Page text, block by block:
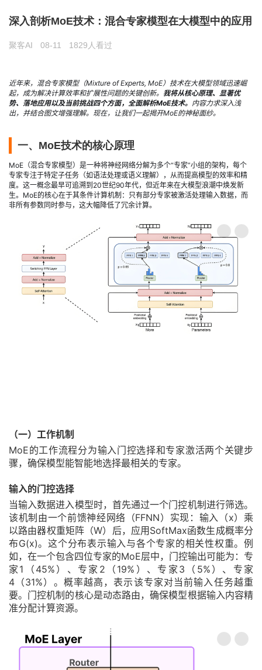
深入剖析MoE技术：混合专家模型在大模型中的应用
聚客AI 08-11 1829人看过
近年来，混合专家模型（Mixture of Experts, MoE）技术在大模型领域迅速崛
起，成为解决计算效率和扩展性问题的关键创新。 我将从核心原理、显著优
势、落地应用以及当前挑战四个方面，全面解析MoE技术。 内容力求深入浅
出，并结合图文增强理解。现在，让我们一起揭开MoE的神秘面纱。
一、MoE技术的核心原理
MoE（混合专家模型）是一种将神经网络分解为多个“专家”小组的架构，每个
专家专注于特定子任务（如语法处理或语义理解），从而提高模型的效率和精
度。这一概念最早可追溯到20世纪90年代，但近年来在大模型浪潮中焕发新
生。MoE的核心在于其条件计算机制：只有部分专家被激活处理输入数据，而
非所有参数同时参与，这大幅降低了冗余计算。
（一）工作机制
MoE的工作流程分为输入门控选择和专家激活两个关键步
骤，确保模型能智能地选择最相关的专家。
输入的门控选择
当输入数据进入模型时，首先通过一个门控机制进行筛选。
该机制由一个前馈神经网络（FFNN）实现：输入（x）乘
以路由器权重矩阵（W）后，应用SoftMax函数生成概率分
布G(x)。这个分布表示输入与各个专家的相关性权重。例
如，在一个包含四位专家的MoE层中，门控输出可能为：专
家1（45%）、专家2（19%）、专家3（5%）、专家
4（31%）。概率越高，表示该专家对当前输入任务越重
要。门控机制的核心是动态路由，确保模型根据输入内容精
准分配计算资源。